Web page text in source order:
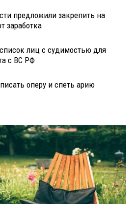
предложили закрепить на
заработка
лиц с судимостью для
с ВС РФ
оперу и спеть арию